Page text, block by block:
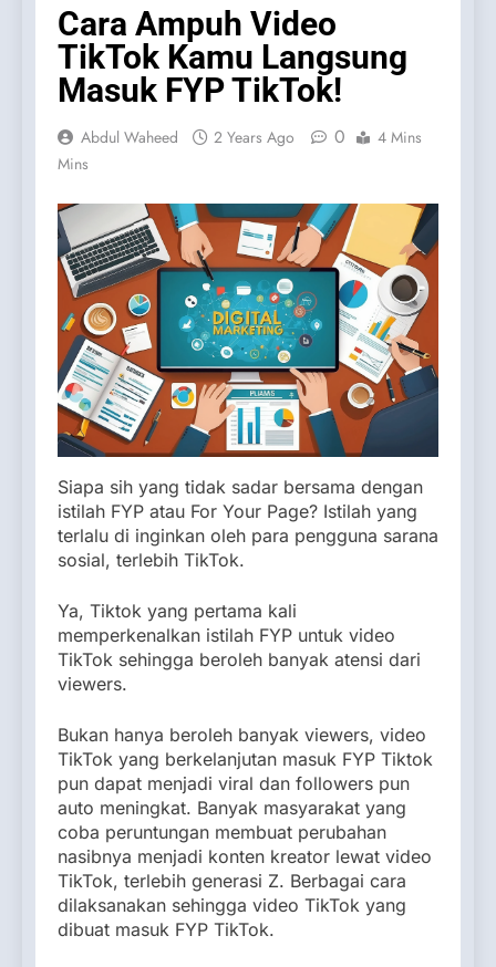
Cara Ampuh Video
TikTok Kamu Langsung
Masuk FYP TikTok!
Abdul Waheed 2 Years Ago 0
4 Mins
Mins
Siapa sih yang tidak sadar bersama dengan
istilah FYP atau For Your Page? Istilah yang
terlalu di inginkan oleh para pengguna sarana
sosial, terlebih TikTok.
Ya, Tiktok yang pertama kali
memperkenalkan istilah FYP untuk video
TikTok sehingga beroleh banyak atensi dari
viewers.
Bukan hanya beroleh banyak viewers, video
TikTok yang berkelanjutan masuk FYP Tiktok
pun dapat menjadi viral dan followers pun
auto meningkat. Banyak masyarakat yang
coba peruntungan membuat perubahan
nasibnya menjadi konten kreator lewat video
TikTok, terlebih generasi Z. Berbagai cara
dilaksanakan sehingga video TikTok yang
dibuat masuk FYP TikTok.